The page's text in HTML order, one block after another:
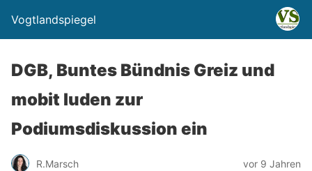
Vogtlandspiegel
DGB, Buntes Bündnis Greiz und
mobit luden zur
Podiumsdiskussion ein
R.Marsch vor 9 Jahren